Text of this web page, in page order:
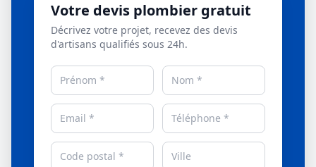
Votre devis plombier gratuit
Décrivez votre projet, recevez des devis
d'artisans qualifiés sous 24h.